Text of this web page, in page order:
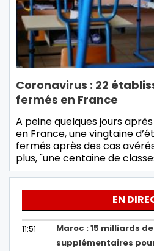
Coronavirus : 22
fermés en France
A peine quelques jours
en France, une vingtaine
fermés après des cas
plus, "une centaine de
EN
11:51
Maroc : 15 milliards
supplémentaires